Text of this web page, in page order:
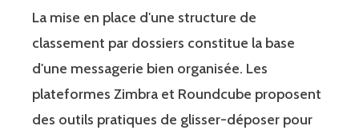
La mise en place d'une structure de
classement par dossiers constitue la base
d'une messagerie bien organisée. Les
plateformes Zimbra et Roundcube proposent
des outils pratiques de glisser-déposer pour